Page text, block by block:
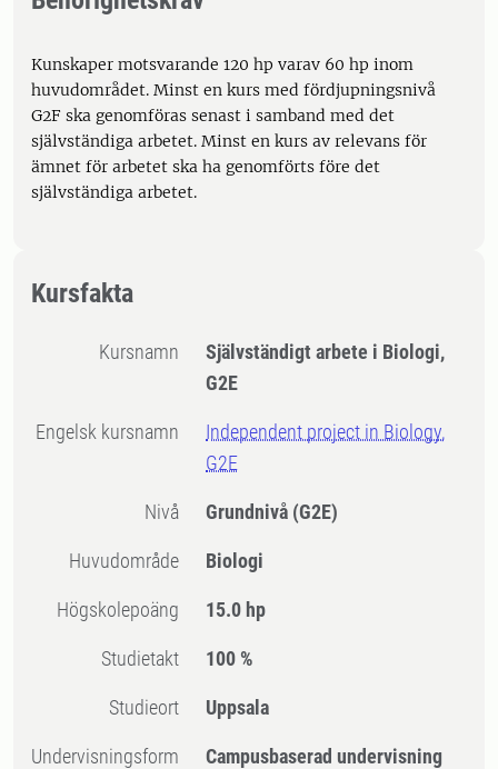
Kunskaper motsvarande 120 hp varav 60 hp inom
huvudområdet. Minst en kurs med fördjupningsnivå
G2F ska genomföras senast i samband med det
självständiga arbetet. Minst en kurs av relevans för
ämnet för arbetet ska ha genomförts före det
självständiga arbetet.
Kursfakta
Kursnamn
Självständigt arbete i Biologi,
G2E
Engelsk kursnamn
Independent project in Biology,
G2E
Nivå Grundnivå (G2E)
Huvudområde Biologi
högskolepoäng 15.0 hp
Studietakt 100 %
Studieort Uppsala
Undervisningsform Campusbaserad undervisning